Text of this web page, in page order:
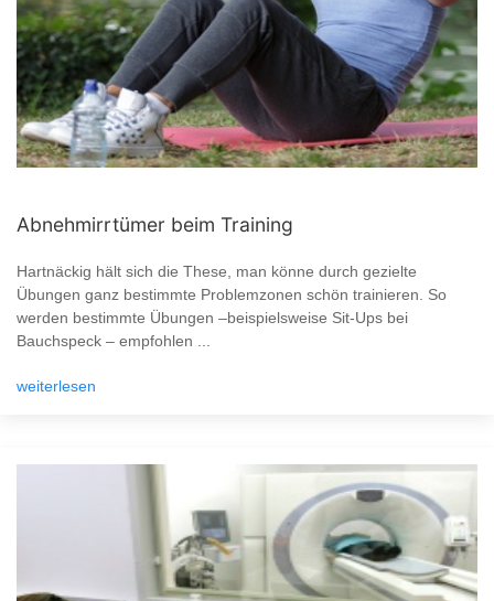
Abnehmirrtümer beim Training
Hartnäckig hält sich die These, man könne durch gezielte
Übungen ganz bestimmte Problemzonen schön trainieren. So
werden bestimmte Übungen –beispielsweise Sit-Ups bei
Bauchspeck – empfohlen ...
weiterlesen